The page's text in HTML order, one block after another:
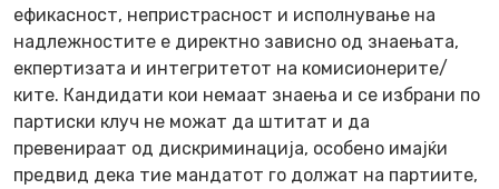
ефикасност, непристрасност и исполнување на
надлежностите е директно зависно од знаењата,
екпертизата и интегритетот на комисионерите/
ките. Кандидати кои немаат знаења и се избрани по
партиски клуч не можат да штитат и да
превенираат од дискриминација, особено имајќи
предвид дека тие мандатот го должат на партиите,